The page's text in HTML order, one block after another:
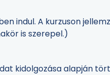
indul. A kurzuson
is szerepel.)
kidolgozása alapján